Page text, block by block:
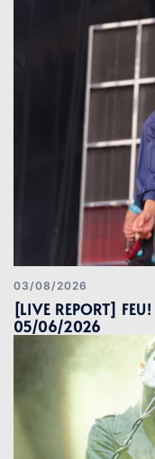
03/08/2026
[LIVE REPORT]
05/06/2026